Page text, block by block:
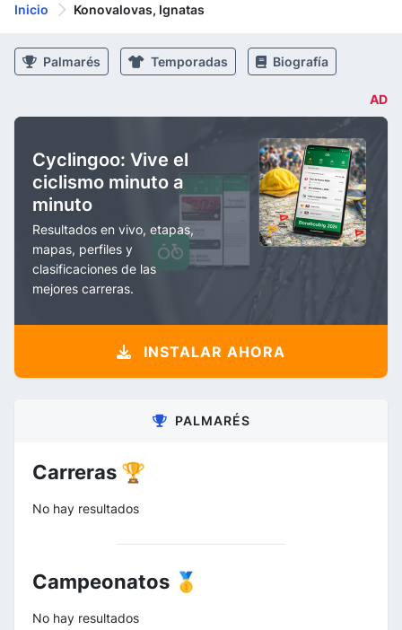
Inicio Konovalovas, Ignatas
Palmarés Temporadas Biografía
AD
Cyclingoo: Vive el
ciclismo minuto a
minuto
Resultados en vivo, etapas,
mapas, perfiles y
clasificaciones de las
mejores carreras.
INSTALAR AHORA
PALMARÉS
Carreras 🏆
No hay resultados
Campeonatos 🥇
No hay resultados